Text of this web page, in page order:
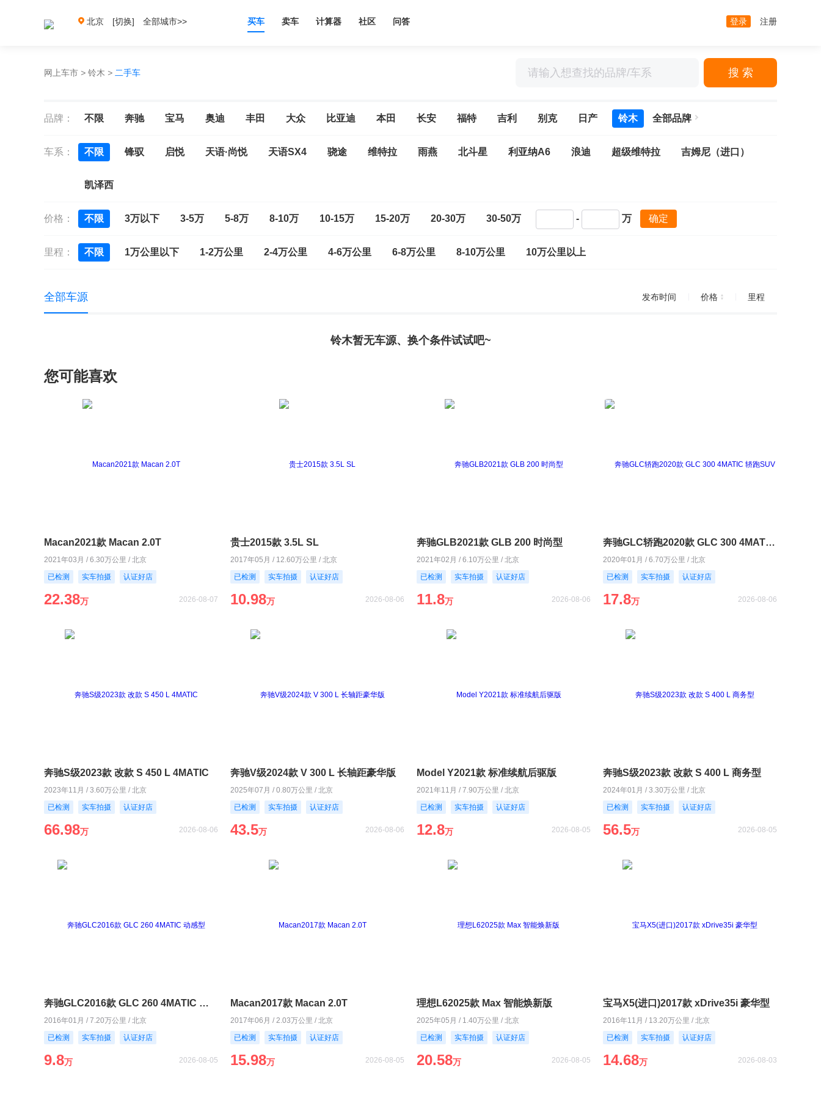
北京 [切换] 全部城市>> 买车 卖车 计算器 社区 问答 登录 注册
网上车市 > 铃木 > 二手车 搜 索
品牌： 不限 奔驰 宝马 奥迪 丰田 大众 比亚迪 本田 长安 福特 吉利 别克 日产 铃木 全部品牌
车系： 不限 锋驭 启悦 天语·尚悦 天语SX4 骁途 维特拉 雨燕 北斗星 利亚纳A6 浪迪 超级维特拉 吉姆尼（进口）
凯泽西
价格： 不限 3万以下 3-5万 5-8万 8-10万 10-15万 15-20万 20-30万 30-50万 - 万 确定
里程： 不限 1万公里以下 1-2万公里 2-4万公里 4-6万公里 6-8万公里 8-10万公里 10万公里以上
全部车源 发布时间 价格 里程
铃木暂无车源、换个条件试试吧~
您可能喜欢
Macan2021款 Macan 2.0T
2021年03月 / 6.30万公里 / 北京
已检测
实车拍摄 认证好店
22.38万 2026-08-07
贵士2015款 3.5L SL
2017年05月 / 12.60万公里 / 北京
已检测
实车拍摄 认证好店
10.98万 2026-08-06
奔驰GLB2021款 GLB 200 时尚型
2021年02月 / 6.10万公里 / 北京
已检测
实车拍摄 认证好店
11.8万 2026-08-06
奔驰GLC轿跑2020款 GLC 300 4MATIC 轿跑SUV
2020年01月 / 6.70万公里 / 北京
已检测
实车拍摄 认证好店
17.8万 2026-08-06
奔驰S级2023款 改款 S 450 L 4MATIC
2023年11月 / 3.60万公里 / 北京
已检测
实车拍摄 认证好店
66.98万 2026-08-06
奔驰V级2024款 V 300 L 长轴距豪华版
2025年07月 / 0.80万公里 / 北京
已检测
实车拍摄 认证好店
43.5万 2026-08-06
Model Y2021款 标准续航后驱版
2021年11月 / 7.90万公里 / 北京
已检测
实车拍摄 认证好店
12.8万 2026-08-05
奔驰S级2023款 改款 S 400 L 商务型
2024年01月 / 3.30万公里 / 北京
已检测
实车拍摄 认证好店
56.5万 2026-08-05
奔驰GLC2016款 GLC 260 4MATIC 动感型
2016年01月 / 7.20万公里 / 北京
已检测
实车拍摄 认证好店
9.8万 2026-08-05
Macan2017款 Macan 2.0T
2017年06月 / 2.03万公里 / 北京
已检测
实车拍摄 认证好店
15.98万 2026-08-05
理想L62025款 Max 智能焕新版
2025年05月 / 1.40万公里 / 北京
已检测
实车拍摄 认证好店
20.58万 2026-08-05
宝马X5(进口)2017款 xDrive35i 豪华型
2016年11月 / 13.20万公里 / 北京
已检测
实车拍摄 认证好店
14.68万 2026-08-03